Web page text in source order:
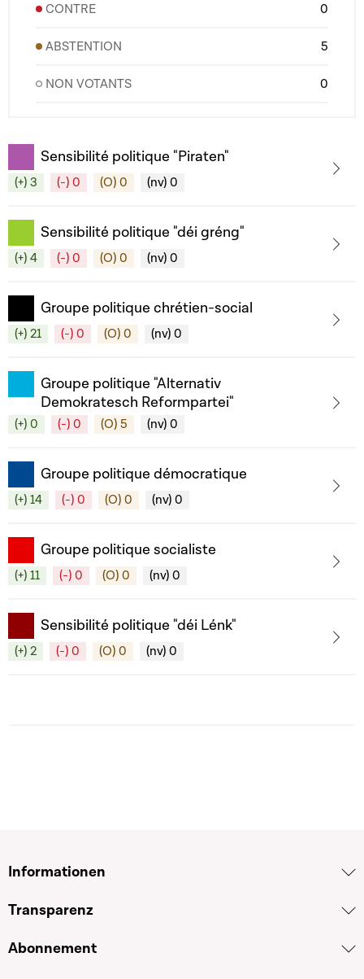
CONTRE 0
ABSTENTION 5
NON VOTANTS 0
Sensibilité politique "Piraten"
(+) 3 (-) 0 (O) 0 (nv) 0
Sensibilité politique "déi gréng"
(+) 4 (-) 0 (O) 0 (nv) 0
Groupe politique chrétien-social
(+) 21 (-) 0 (O) 0 (nv) 0
Groupe politique "Alternativ
Demokratesch Reformpartei"
(+) 0 (-) 0 (O) 5 (nv) 0
Groupe politique démocratique
(+) 14 (-) 0 (O) 0 (nv) 0
Groupe politique socialiste
(+) 11 (-) 0 (O) 0 (nv) 0
Sensibilité politique "déi Lénk"
(+) 2 (-) 0 (O) 0 (nv) 0
Informationen
Transparenz
Abonnement